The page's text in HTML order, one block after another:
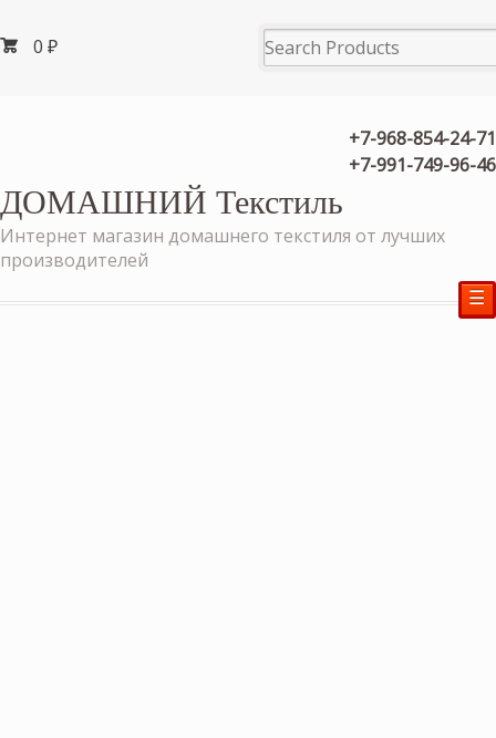
0 ₽
+7-968-854-24-71
+7-991-749-96-46
ДОМАШНИЙ Текстиль
Интернет магазин домашнего текстиля от лучших
производителей
☰